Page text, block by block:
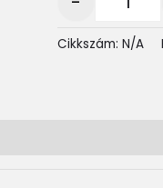
Cikkszám: N/A